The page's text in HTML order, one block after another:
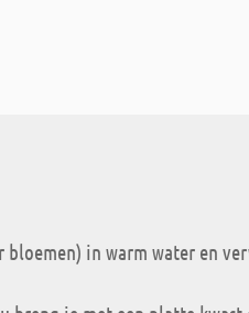
in warm water en